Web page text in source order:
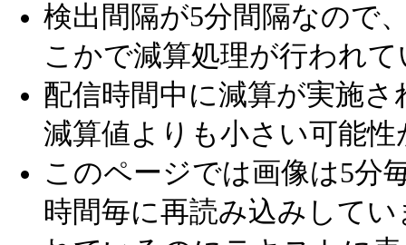
検出間隔が5分間隔なので
こかで減算処理が行われ
配信時間中に減算が実施
減算値よりも小さい可能
このページでは画像は5分
時間毎に再読み込みして